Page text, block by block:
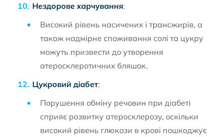
Нездорове харчування:
Високий рівень насичених і трансжирів, а
також надмірне споживання солі та цукру
можуть призвести до утворення
атеросклеротичних бляшок.
Цукровий діабет:
Порушення обміну речовин при діабеті
сприяє розвитку атеросклерозу, оскільки
високий рівень глюкози в крові пошкоджує